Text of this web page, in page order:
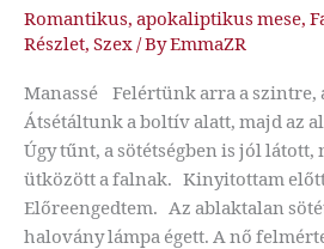
Romantikus, apokaliptikus mese,
Részlet, Szex/ ByEmmaZR
Manassé Felértünk arra a szintre,
Átsétáltunk a boltív alatt, majd az
Úgy tűnt, a sötétségben is jól látott,
ütközött a falnak. Kinyitottam
Előreengedtem. Az ablaktalan
halovány lámpa égett. A nő